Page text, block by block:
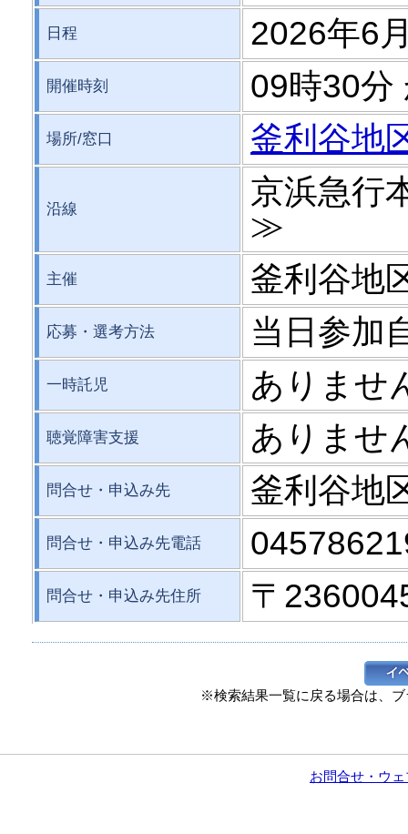
日程 2026年6
開催時刻 09時30分
場所/窓口 釜利谷地
沿線
京浜急行
≫
主催 釜利谷地
応募・選考方法 当日参加
一時託児 ありませ
聴覚障害支援 ありませ
問合せ・申込み先 釜利谷地
問合せ・申込み先電話
問合せ・申込み先住所 〒
※検索結果一覧に戻る場合は、
お問合せ・ウ